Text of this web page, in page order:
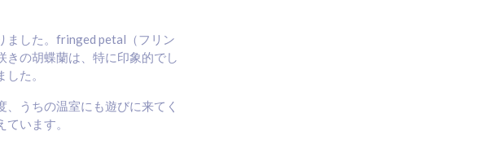
ました。fringed petal（フリン
きの胡蝶蘭は、特に印象的でし
た。
うちの温室にも遊びに来てく
います。